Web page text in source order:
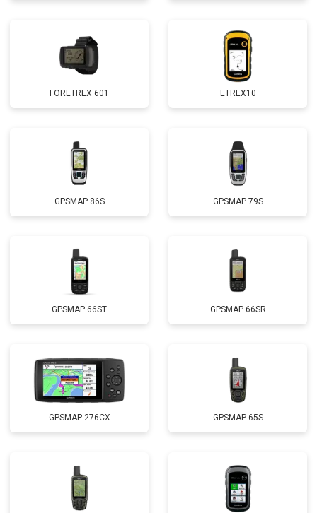
FORETREX 601 ETREX10
GPSMAP 86S GPSMAP 79S
GPSMAP 66ST GPSMAP 66SR
GPSMAP 276CX GPSMAP 65S